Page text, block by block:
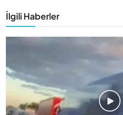
İlgili Haberler